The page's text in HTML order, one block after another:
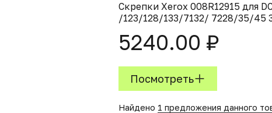
Скрепки Xerox 008R12915 для
/123/128/133/7132/ 7228/35/45
5240.00 ₽
Посмотреть
Найдено 1 предложения данного